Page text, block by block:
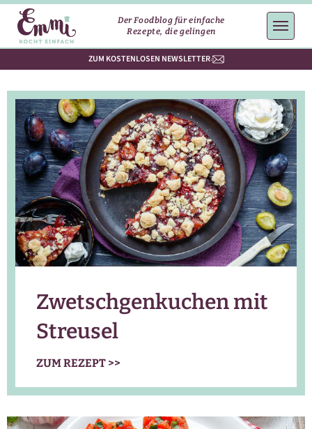
Der Foodblog für einfache
Rezepte, die gelingen
ZUM KOSTENLOSEN NEWSLETTER
Zwetschgenkuchen mit
Streusel
ZUM REZEPT >>